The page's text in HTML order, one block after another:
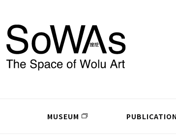
MUSEUM